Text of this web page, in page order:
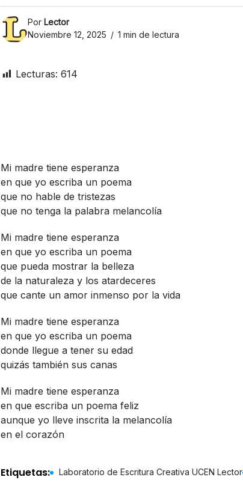
Por Lector
Noviembre 12, 2025
1 min de lectura
Lecturas: 614
Mi madre tiene esperanza
en que yo escriba un poema
que no hable de tristezas
que no tenga la palabra melancolía
Mi madre tiene esperanza
en que yo escriba un poema
que pueda mostrar la belleza
de la naturaleza y los atardeceres
que cante un amor inmenso por la vida
Mi madre tiene esperanza
en que yo escriba un poema
donde llegue a tener su edad
quizás también sus canas
Mi madre tiene esperanza
en que escriba un poema feliz
aunque yo lleve inscrita la melancolía
en el corazón
Etiquetas: Laboratorio de Escritura Creativa UCEN Lector